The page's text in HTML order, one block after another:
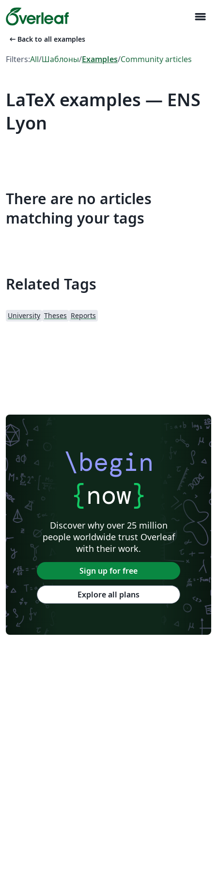
menu
arrow_left_alt Back to all examples
Filters:All/Шаблоны/Examples/Community articles
LaTeX examples — ENS
Lyon
There are no articles
matching your tags
Related Tags
University Theses Reports
\begin
{now}
Discover why over 25 million
people worldwide trust Overleaf
with their work.
Sign up for free
Explore all plans